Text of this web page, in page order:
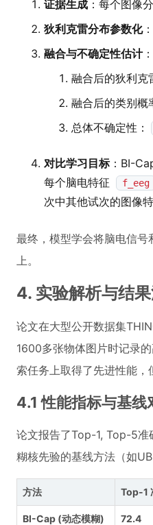
证据生成 ：每个图像
狄利克雷分布参数化：
融合与不确定性估计：
融合后的狄利克
融合后的类别概
总体不确定性：
对比学习目标：BI-
每个脑电特征
f_eeg
次中其他试次的图像
最终，模型学会将脑电信
上。
4. 实验解析与结
论文在大型公开数据集
1600多张物体图片时记录
索任务上取得了先进性能，
4.1 性能指标与基线
论文报告了Top-1, Top-5准
糊核先验的基线方法（如
方法 Top-1
BI-Cap (动态模糊) 72.4